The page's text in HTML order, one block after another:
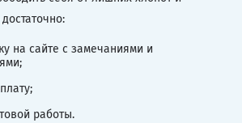
на сайте с замечаниями и
работы.